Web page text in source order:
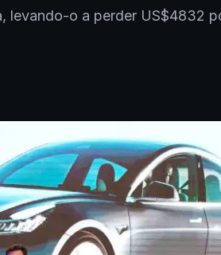
levando-o a perder US$4832